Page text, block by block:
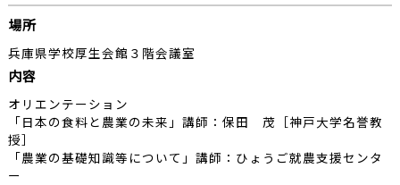
場所
兵庫県学校厚生会館３階会議室
内容
オリエンテーション
「日本の食料と農業の未来」講師：保田 茂［神戸大学名誉教
授］
「農業の基礎知識等について」講師：ひょうご就農支援センタ
ー